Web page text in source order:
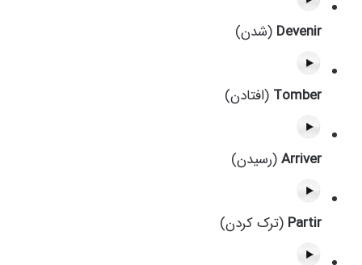
Devenir (شدن)
Tomber (افتادن)
Arriver(رسیدن)
Partir (ترک کردن)